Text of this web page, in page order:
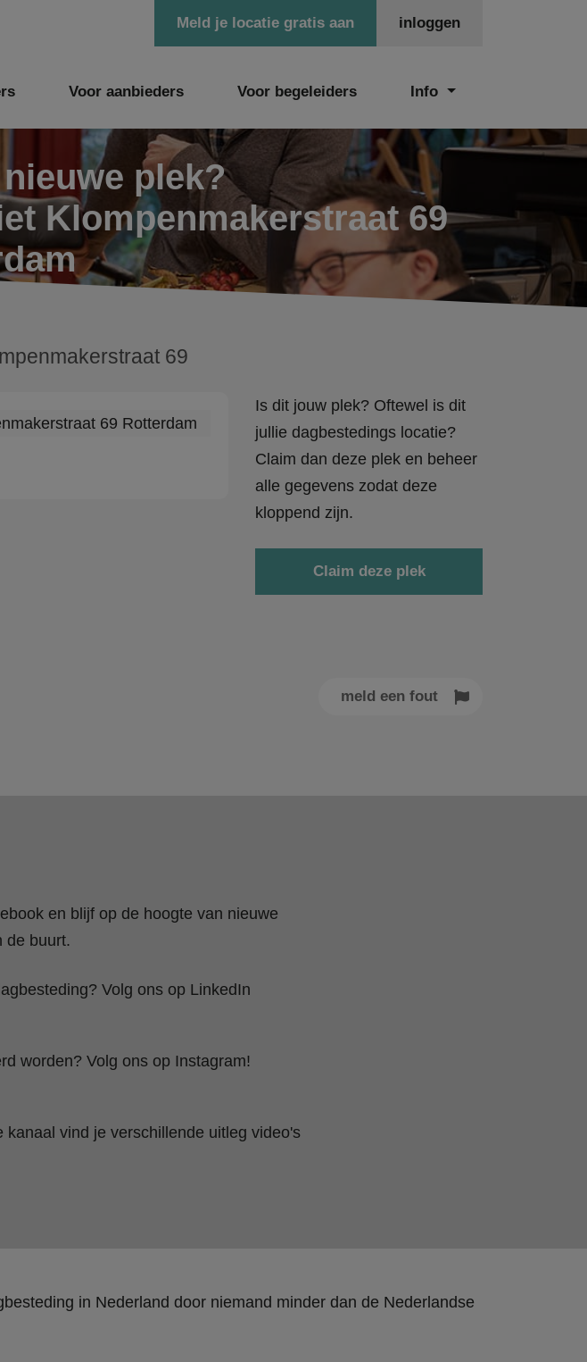
inloggen
Meld je locatie gratis aan
Voor aanbieders Voor begeleiders Info
plek?
Klompenmakerstraat 69
69
Is dit jouw plek? Oftewel is dit
jullie dagbestedings locatie?
Claim dan deze plek en beheer
alle gegevens zodat deze
kloppend zijn.
Claim deze plek
meld een fout
en blijf op de hoogte van nieuwe
de buurt.
Volg ons op LinkedIn
worden? Volg ons op Instagram!
kanaal vind je verschillende uitleg video's
in Nederland door niemand minder dan de Nederlandse